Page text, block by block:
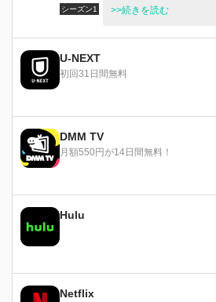
シーズン1
戻すために荒野に立った
期シリーズ『北斗の拳
し、動乱の世で再び現
の戦い、さらにはケンシ
の拳２』。北斗、南斗
れ、覇を争う世紀末…
れる戦いの果てに、時
>>続きを読む
U-NEXT
初回31日間無料
DMM TV
月額550円が14日間無料！
Hulu
Netflix